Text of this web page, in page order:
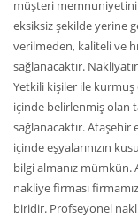
müşteri memnuniyetini
eksiksiz şekilde yerine
verilmeden, kaliteli ve
sağlanacaktır.
Yetkili kişiler ile kurmuş
içinde belirlenmiş olan
sağlanacaktır. Ataşehir
içinde eşyalarınızın
bilgi almanız mümkün.
nakliye firması
biridir. Profseyonel